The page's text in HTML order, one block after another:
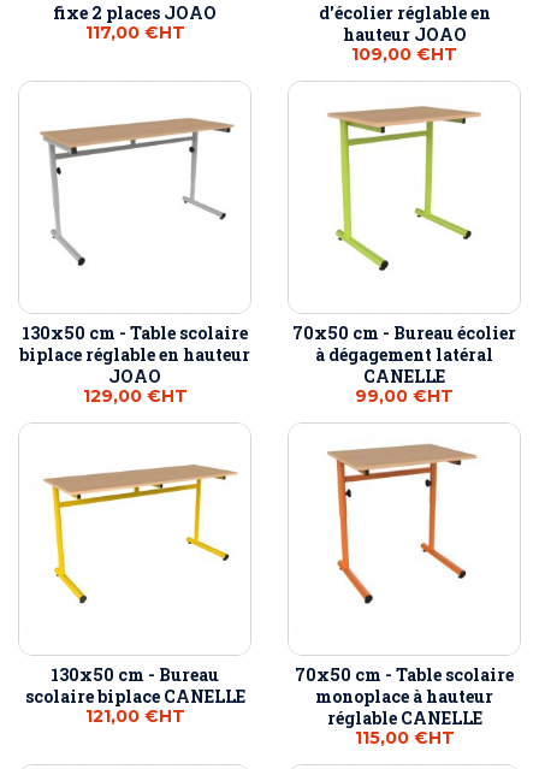
fixe 2 places JOAO
117,00 €HT
d'écolier réglable en
hauteur JOAO
109,00 €HT
130x50 cm - Table scolaire
biplace réglable en hauteur
JOAO
129,00 €HT
70x50 cm - Bureau écolier
à dégagement latéral
CANELLE
99,00 €HT
130x50 cm - Bureau
scolaire biplace CANELLE
121,00 €HT
70x50 cm - Table scolaire
monoplace à hauteur
réglable CANELLE
115,00 €HT